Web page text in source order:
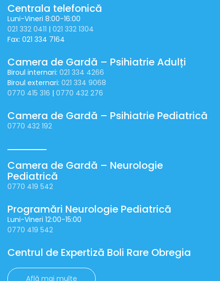
Centrala telefonică
Luni-Vineri 8:00-16:00
021 332 0411 | 021 332 1304
Fax: 021 334 7164
Camera de Gardă – Psihiatrie Adulți
Biroul internari: 021 334 4266
Biroul externari: 021 334 9068
0770 415 316 | 0770 432 276
Camera de Gardă – Psihiatrie Pediatrică
0770 432 192
Camera de Gardă – Neurologie
Pediatrică
0770 419 542
Programări Neurologie Pediatrică
Luni-Vineri 12:00-15:00
0770 419 542
Centrul de Expertiză Boli Rare Obregia
Află mai multe